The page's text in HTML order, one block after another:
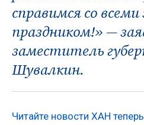
справимся со
праздником!» —
заместитель
Шувалкин.
Читайте новости ХАН